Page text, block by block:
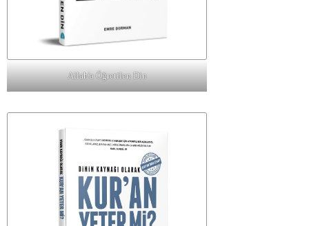
Allah'a Öğretilen Din